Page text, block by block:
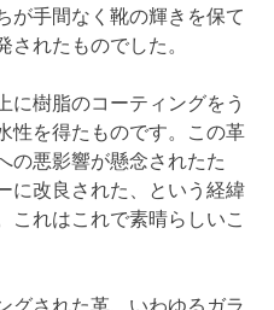
が手間なく靴の輝きを保て
れたものでした。
に樹脂のコーティングをう
性を得たものです。この革
の悪影響が懸念されたた
に改良された、という経緯
これはこれで素晴らしいこ
グされた革、いわゆるガラ